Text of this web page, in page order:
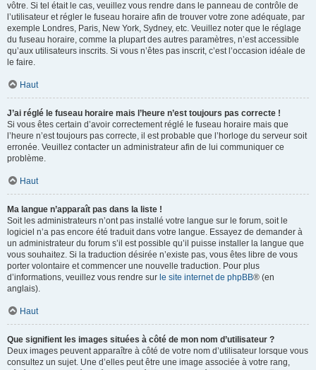
vôtre. Si tel était le cas, veuillez vous rendre dans le panneau de contrôle de
l’utilisateur et régler le fuseau horaire afin de trouver votre zone adéquate, par
exemple Londres, Paris, New York, Sydney, etc. Veuillez noter que le réglage
du fuseau horaire, comme la plupart des autres paramètres, n’est accessible
qu’aux utilisateurs inscrits. Si vous n’êtes pas inscrit, c’est l’occasion idéale de
le faire.
Haut
J’ai réglé le fuseau horaire mais l’heure n’est toujours pas correcte !
Si vous êtes certain d’avoir correctement réglé le fuseau horaire mais que
l’heure n’est toujours pas correcte, il est probable que l’horloge du serveur soit
erronée. Veuillez contacter un administrateur afin de lui communiquer ce
problème.
Haut
Ma langue n’apparaît pas dans la liste !
Soit les administrateurs n’ont pas installé votre langue sur le forum, soit le
logiciel n’a pas encore été traduit dans votre langue. Essayez de demander à
un administrateur du forum s’il est possible qu’il puisse installer la langue que
vous souhaitez. Si la traduction désirée n’existe pas, vous êtes libre de vous
porter volontaire et commencer une nouvelle traduction. Pour plus
d’informations, veuillez vous rendre sur le site internet de phpBB® (en
anglais).
Haut
Que signifient les images situées à côté de mon nom d’utilisateur ?
Deux images peuvent apparaître à côté de votre nom d’utilisateur lorsque vous
consultez un sujet. Une d’elles peut être une image associée à votre rang,